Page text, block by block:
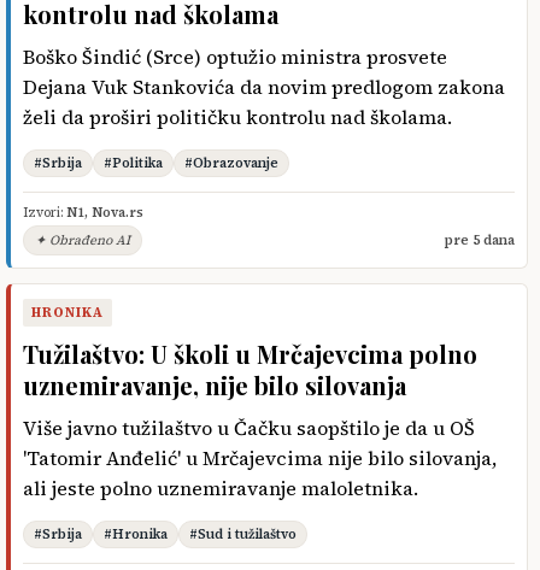
kontrolu nad školama
Boško Šindić (Srce) optužio ministra prosvete
Dejana Vuk Stankovića da novim predlogom zakona
želi da proširi političku kontrolu nad školama.
#Srbija #Politika #Obrazovanje
Izvori: N1, Nova.rs
✦ Obrađeno AI
pre 5 dana
HRONIKA
Tužilaštvo: U školi u Mrčajevcima polno
uznemiravanje, nije bilo silovanja
Više javno tužilaštvo u Čačku saopštilo je da u OŠ
'Tatomir Anđelić' u Mrčajevcima nije bilo silovanja,
ali jeste polno uznemiravanje maloletnika.
#Srbija #Hronika #Sud i tužilaštvo